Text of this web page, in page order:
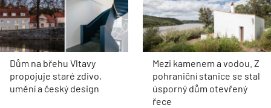
Dům na břehu Vltavy
propojuje staré zdivo,
umění a český design
Mezi kamenem a vodou. Z
pohraniční stanice se stal
úsporný dům otevřený
řece